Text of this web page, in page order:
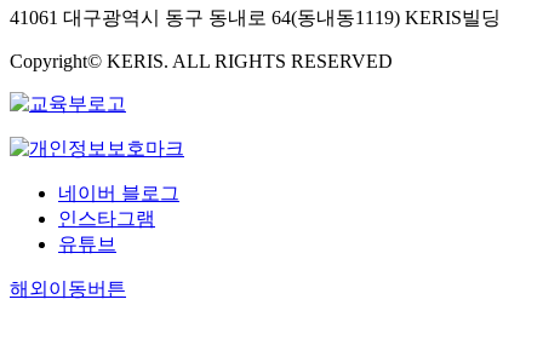
41061 대구광역시 동구 동내로 64(동내동1119) KERIS빌딩
Copyright© KERIS. ALL RIGHTS RESERVED
네이버 블로그
인스타그램
유튜브
해외이동버튼